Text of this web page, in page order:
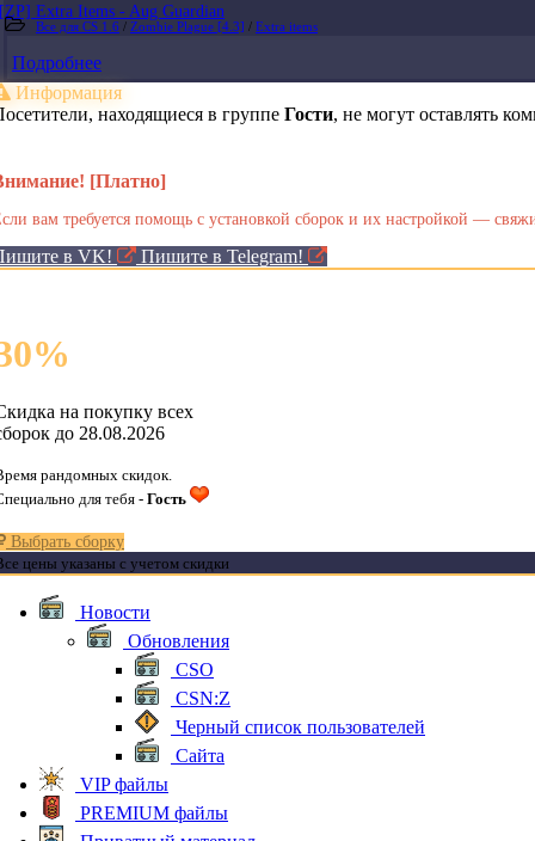
[ZP] Extra Items - Aug Guardian
Все для CS 1.6 / Zombie Plague [4.3] / Extra items
Подробнее
Информация
находящиеся в группе Гости, не могут оставлять
[Платно]
вам требуется помощь с установкой сборок и их настройкой —
в VK! Пишите в Telegram!
%
на покупку всех
до 28.08.2026
рандомных скидок.
для тебя - Гость
Выбрать сборку
цены указаны с учетом скидки
Новости
Обновления
CSO
CSN:Z
Черный список пользователей
Сайта
VIP файлы
PREMIUM файлы